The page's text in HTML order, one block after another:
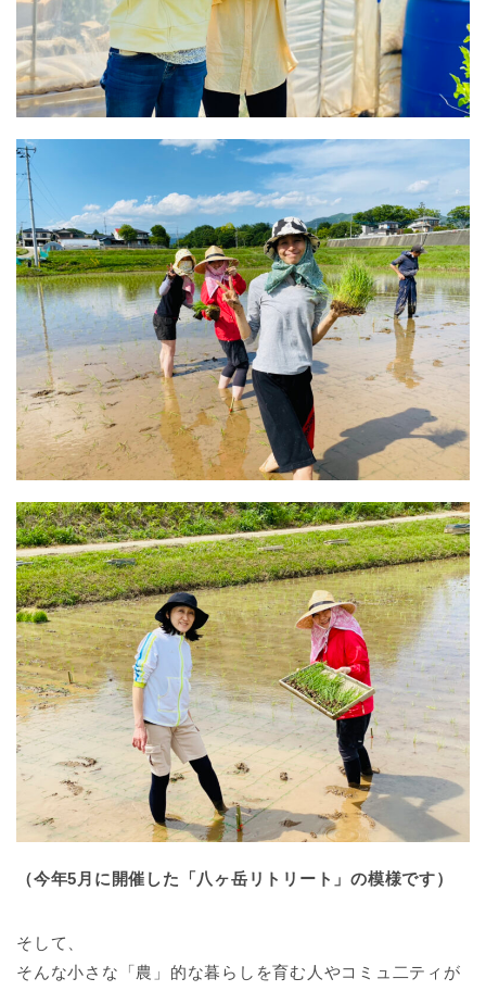
（今年5月に開催した「八ヶ岳リトリート」の模様です）
そして、
そんな小さな「農」的な暮らしを育む人やコミュ二ティが